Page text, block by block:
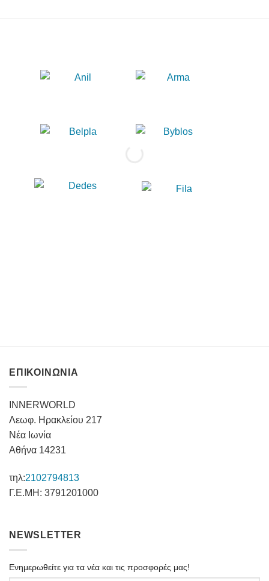
ΕΠΙΚΟΙΝΩΝΙΑ
INNERWORLD
Λεωφ. Ηρακλείου 217
Νέα Ιωνία
Αθήνα 14231
τηλ:2102794813
Γ.Ε.ΜΗ: 3791201000
NEWSLETTER
Ενημερωθείτε για τα νέα και τις προσφορές μας!